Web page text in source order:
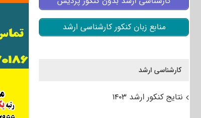
منابع زبان کنکور کارشناسی ارشد
کارشناسی ارشد
نتایج کنکور ارشد ۱۴۰۳